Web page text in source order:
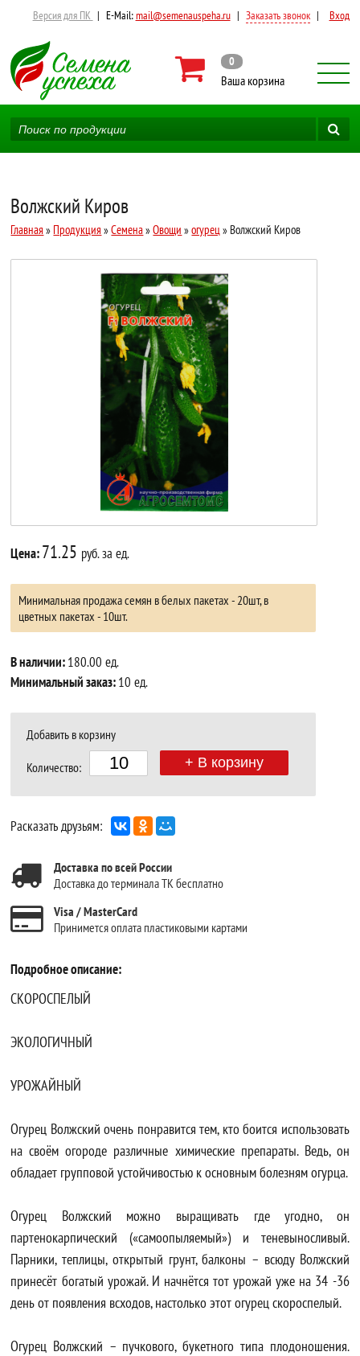
Версия для ПК | E-Mail:mail@semenauspeha.ru | Заказать звонок | Вход
0
Ваша корзина
Волжский Киров
Главная » Продукция »Семена»Овощи »огурец » Волжский Киров
Цена:71.25 руб. за ед.
Минимальная продажа семян в белых пакетах - 20шт, в
цветных пакетах - 10шт.
В наличии:180.00 ед.
Минимальный заказ:10 ед.
Добавить в корзину
Количество: + В корзину
Расказать друзьям:
Доставка по всей России
Доставка до терминала ТК бесплатно
Visa / MasterCard
Принимется оплата пластиковыми картами
Подробное описание:
СКОРОСПЕЛЫЙ
ЭКОЛОГИЧНЫЙ
УРОЖАЙНЫЙ
Огурец Волжский очень понравится тем, кто боится использовать
на своём огороде различные химические препараты. Ведь, он
обладает групповой устойчивостью к основным болезням огурца.
Огурец Волжский можно выращивать где угодно, он
партенокарпический («самоопыляемый») и теневыносливый.
Парники, теплицы, открытый грунт, балконы – всюду Волжский
принесёт богатый урожай. И начнётся тот урожай уже на 34 -36
день от появления всходов, настолько этот огурец скороспелый.
Огурец Волжский – пучкового, букетного типа плодоношения.